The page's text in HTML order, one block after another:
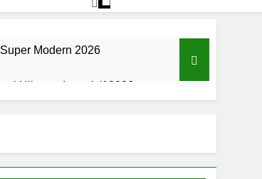
Modern 2026
Hiburan Interaktif 2026
Modern Di 2026